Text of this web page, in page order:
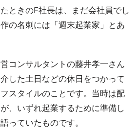
ときのF社長は、まだ会社員でし
の名刺には「週末起業家」とあ
営コンサルタントの藤井孝一さん
した土日などの休日をつかって
スタイルのことです。当時は配
、いずれ起業するために準備し
っていたものです。